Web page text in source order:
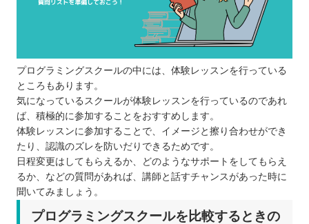
プログラミングスクールの中には、体験レッスンを行っている
ところもあります。
気になっているスクールが体験レッスンを行っているのであれ
ば、積極的に参加することをおすすめします。
体験レッスンに参加することで、イメージと擦り合わせができ
たり、認識のズレを防いだりできるためです。
日程変更はしてもらえるか、どのようなサポートをしてもらえ
るか、などの質問があれば、講師と話すチャンスがあった時に
聞いてみましょう。
プログラミングスクールを比較するときの